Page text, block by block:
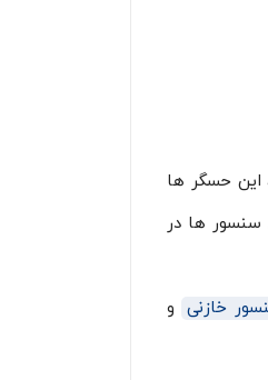
این حسگر ها
سنسور ها در
خازنی و